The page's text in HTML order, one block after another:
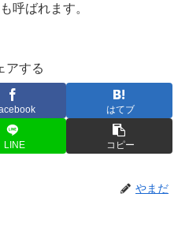
呼ばれます。
アする
はてブ
LINE コピー
やまだ